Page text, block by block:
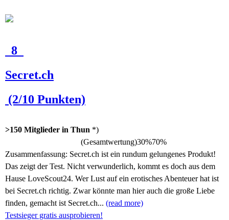
8
Secret.ch
(2/10 Punkten)
>150 Mitglieder in Thun *)
(Gesamtwertung)30%70%
Zusammenfassung: Secret.ch ist ein rundum gelungenes Produkt!
Das zeigt der Test. Nicht verwunderlich, kommt es doch aus dem
Hause LoveScout24. Wer Lust auf ein erotisches Abenteuer hat ist
bei Secret.ch richtig. Zwar könnte man hier auch die große Liebe
finden, gemacht ist Secret.ch... (read more)
Testsieger gratis ausprobieren!